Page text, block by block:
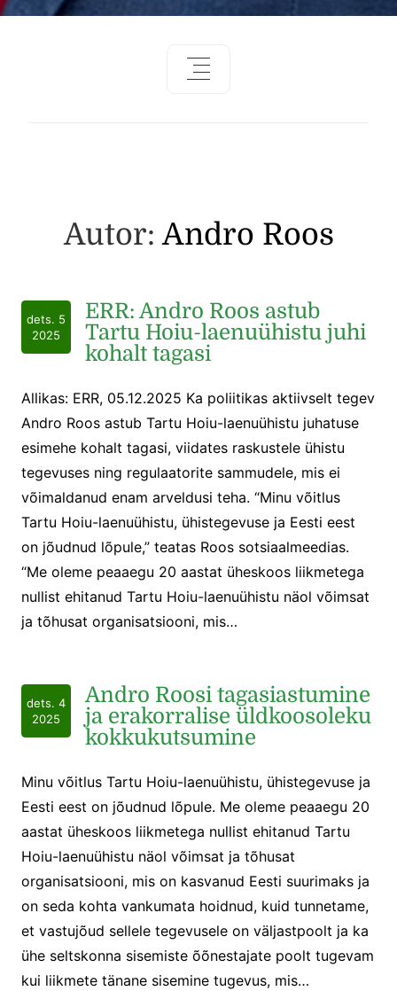
Autor: Andro Roos
dets. 5
2025
ERR: Andro Roos astub
Tartu Hoiu-laenuühistu juhi
kohalt tagasi
Allikas: ERR, 05.12.2025 Ka poliitikas aktiivselt tegev
Andro Roos astub Tartu Hoiu-laenuühistu juhatuse
esimehe kohalt tagasi, viidates raskustele ühistu
tegevuses ning regulaatorite sammudele, mis ei
võimaldanud enam arveldusi teha. “Minu võitlus
Tartu Hoiu-laenuühistu, ühistegevuse ja Eesti eest
on jõudnud lõpule,” teatas Roos sotsiaalmeedias.
“Me oleme peaaegu 20 aastat üheskoos liikmetega
nullist ehitanud Tartu Hoiu-laenuühistu näol võimsat
ja tõhusat organisatsiooni, mis…
dets. 4
2025
Andro Roosi tagasiastumine
ja erakorralise üldkoosoleku
kokkukutsumine
Minu võitlus Tartu Hoiu-laenuühistu, ühistegevuse ja
Eesti eest on jõudnud lõpule. Me oleme peaaegu 20
aastat üheskoos liikmetega nullist ehitanud Tartu
Hoiu-laenuühistu näol võimsat ja tõhusat
organisatsiooni, mis on kasvanud Eesti suurimaks ja
on seda kohta vankumata hoidnud, kuid tunnetame,
et vastujõud sellele tegevusele on väljastpoolt ja ka
ühe seltskonna sisemiste õõnestajate poolt tugevam
kui liikmete tänane sisemine tugevus, mis…